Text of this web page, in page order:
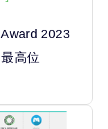
2023
高位